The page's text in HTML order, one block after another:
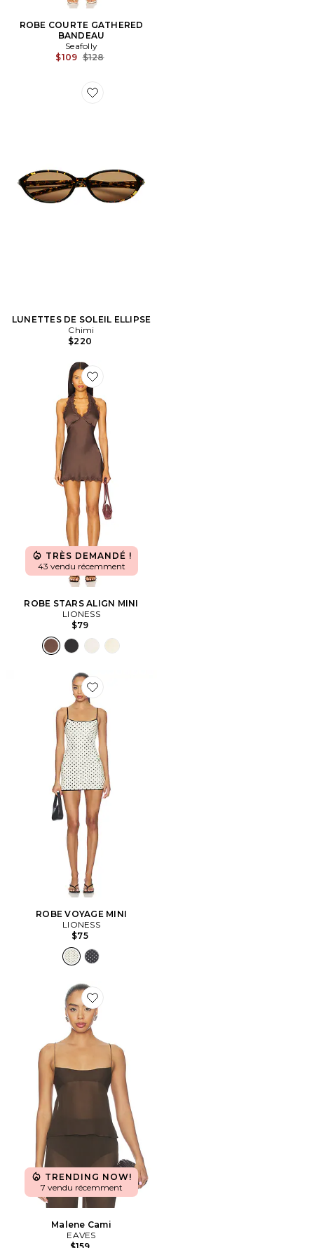
ROBE COURTE GATHERED
BANDEAU
Seafolly
$109 Previous price:
$128
Favorite LUNETTES DE SOLEIL ELLIPSE
LUNETTES DE SOLEIL ELLIPSE
Chimi
$220
Favorite ROBE STARS ALIGN MINI
TRÈS DEMANDÉ !
43 vendu récemment
ROBE STARS ALIGN MINI
LIONESS
$79
Favorite ROBE VOYAGE MINI
ROBE VOYAGE MINI
LIONESS
$75
Favorite Malene Cami
TRENDING NOW!
7 vendu récemment
Malene Cami
EAVES